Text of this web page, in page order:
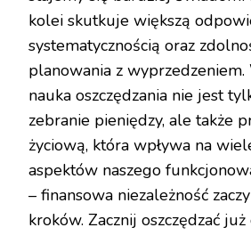
kolei skutkuje większą
systematycznością oraz
planowania z
nauka oszczędzania nie jest
zebranie pieniędzy, ale także
życiową, która wpływa na
aspektów naszego
– finansowa niezależność
kroków. Zacznij oszczędzać już